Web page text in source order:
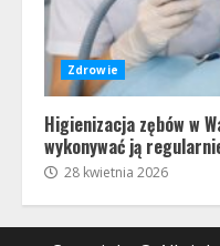
Zdrowie
Higienizacja zębów w
wykonywać ją
28 kwietnia 2026